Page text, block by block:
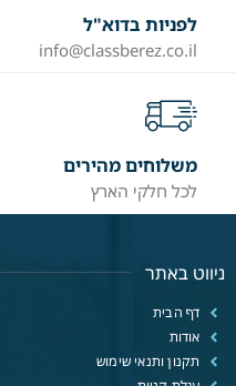
לפניות בדוא"ל
info@classberez.co.il
משלוחים מהירים
לכל חלקי הארץ
ניווט באתר
דף הבית
אודות
תקנון ותנאי שימוש